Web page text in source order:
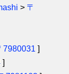
> 〒
7980031 ]
]